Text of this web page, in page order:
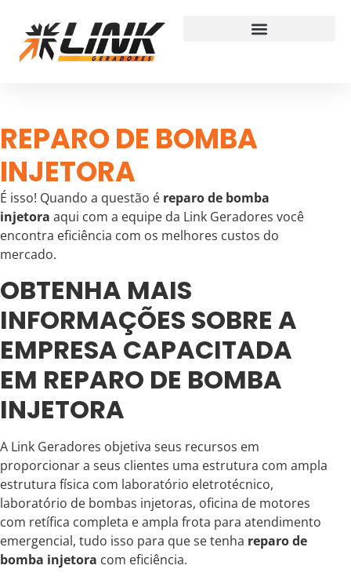
REPARO DE BOMBA
INJETORA
É isso! Quando a questão é reparo de bomba
injetora aqui com a equipe da Link Geradores você
encontra eficiência com os melhores custos do
mercado.
OBTENHA MAIS
INFORMAÇÕES SOBRE A
EMPRESA CAPACITADA
EM REPARO DE BOMBA
INJETORA
A Link Geradores objetiva seus recursos em
proporcionar a seus clientes uma estrutura com ampla
estrutura física com laboratório eletrotécnico,
laboratório de bombas injetoras, oficina de motores
com retífica completa e ampla frota para atendimento
emergencial, tudo isso para que se tenha reparo de
bomba injetora com eficiência.